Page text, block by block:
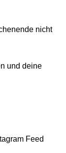
nicht
und deine
Feed